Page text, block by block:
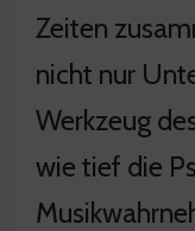
Zeiten
nicht nur
Werkzeug
wie tief die